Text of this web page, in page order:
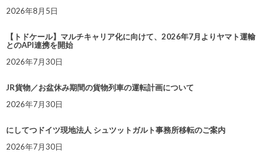
2026年8月5日
【トドケール】マルチキャリア化に向けて、2026年7月よりヤマト運輸
とのAPI連携を開始
2026年7月30日
JR貨物／お盆休み期間の貨物列車の運転計画について
2026年7月30日
にしてつドイツ現地法人 シュツットガルト事務所移転のご案内
2026年7月30日